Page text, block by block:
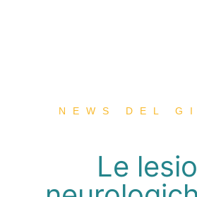
NEWS DEL
Le